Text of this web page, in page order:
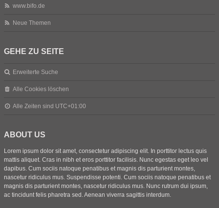
www.bifo.de
Neue Themen
GEHE ZU SEITE
Erweiterte Suche
Alle Cookies löschen
Alle Zeiten sind UTC+01:00
ABOUT US
Lorem ipsum dolor sit amet, consectetur adipiscing elit. In porttitor lectus quis
mattis aliquet. Cras in nibh et eros porttitor facilisis. Nunc egestas eget leo vel
dapibus. Cum sociis natoque penatibus et magnis dis parturient montes,
nascetur ridiculus mus. Suspendisse potenti. Cum sociis natoque penatibus et
magnis dis parturient montes, nascetur ridiculus mus. Nunc rutrum dui ipsum,
ac tincidunt felis pharetra sed. Aenean viverra sagittis interdum.